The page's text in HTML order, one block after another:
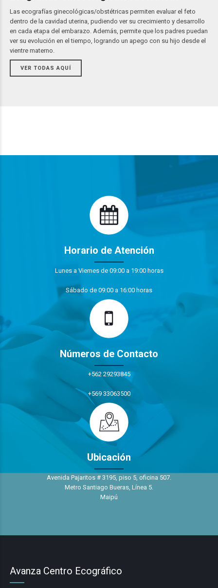
Las ecografías ginecológicas/obstétricas permiten evaluar el feto
dentro de la cavidad uterina, pudiendo ver su crecimiento y desarrollo
en cada etapa del embarazo. Además, permite que los padres puedan
ver su evolución en el tiempo, logrando un apego con su hijo desde el
vientre materno.
VER TODAS AQUÍ
Horario de Atención
Lunes a Viernes de 09:00 a 19:00 horas
Sábado de 09:00 a 16:00 horas
Números de Contacto
+562 29293845
+569 33063500
Ubicación
Avenida Pajaritos # 3195, piso 5, oficina 507.
Metro Santiago Bueras, Línea 5.
Maipú
Avanza Centro Ecográfico